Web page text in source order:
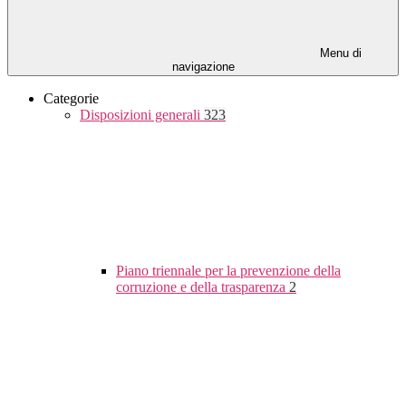
Menu di
navigazione
Categorie
Disposizioni generali 323
Piano triennale per la prevenzione della
corruzione e della trasparenza 2